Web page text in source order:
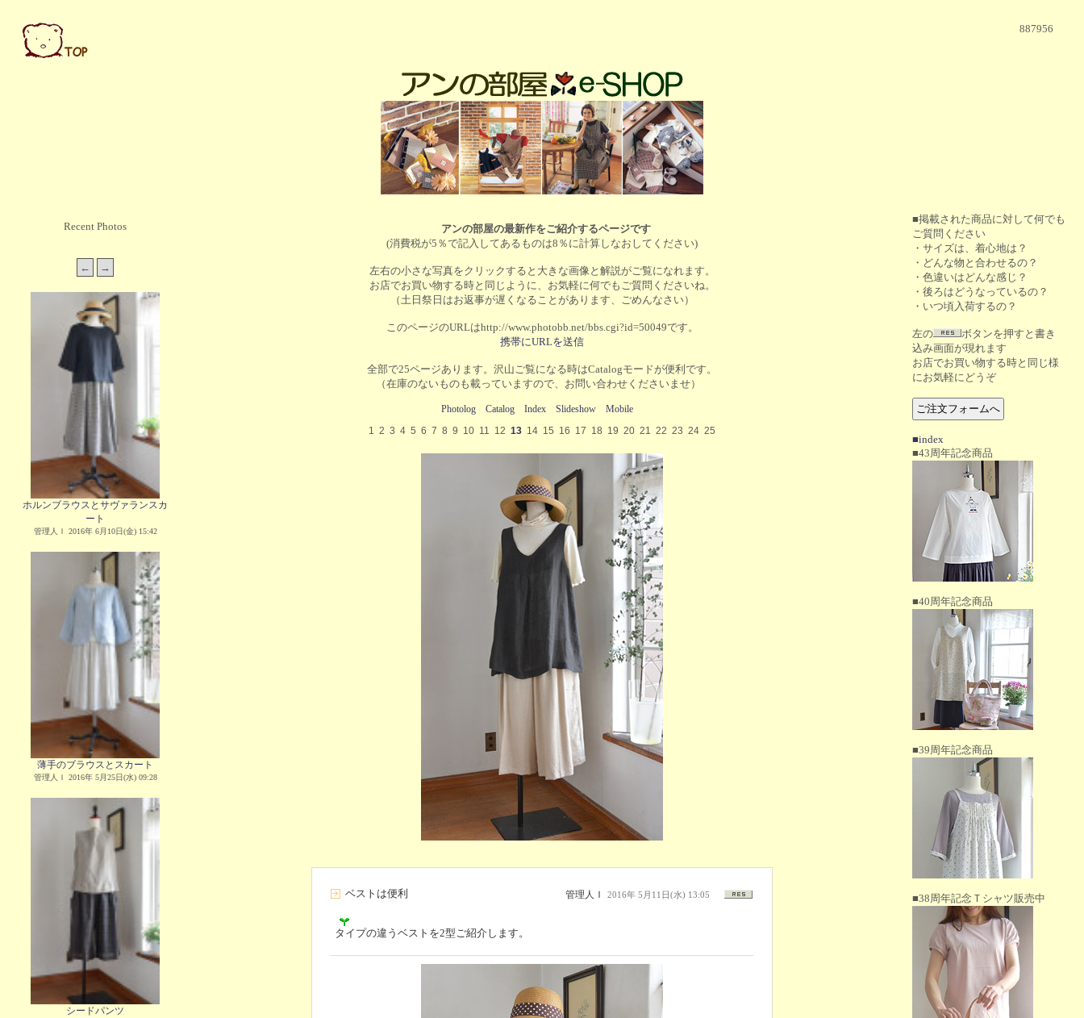
887956
Recent Photos
ホルンブラウスとサヴァランスカ
ート
管理人Ｉ 2016年 6月10日(金) 15:42
薄手のブラウスとスカート
管理人Ｉ 2016年 5月25日(水) 09:28
シードパンツ
アンの部屋の最新作をご紹介するページです
(消費税が5％で記入してあるものは8％に計算しなおしてください)
左右の小さな写真をクリックすると大きな画像と解説がご覧になれます。
お店でお買い物する時と同じように、お気軽に何でもご質問くださいね。
（土日祭日はお返事が遅くなることがあります、ごめんなさい）
このページのURLはhttp://www.photobb.net/bbs.cgi?id=50049です。
携帯にURLを送信
全部で25ページあります。沢山ご覧になる時はCatalogモードが便利です。
（在庫のないものも載っていますので、お問い合わせくださいませ）
Photolog Catalog Index Slideshow
Mobile
1 2 3 4 5 6 7 8 9 10 11 12 13 14 15 16 17 18 19 20 21 22 23 24 25
ベストは便利 管理人Ｉ 2016年 5月11日(水) 13:05
タイプの違うベストを2型ご紹介します。
■掲載された商品に対して何でも
ご質問ください
・サイズは、着心地は？
・どんな物と合わせるの？
・色違いはどんな感じ？
・後ろはどうなっているの？
・いつ頃入荷するの？
左の
ボタンを押すと書き
込み画面が現れます
お店でお買い物する時と同じ様
にお気軽にどうぞ
■index
■43周年記念商品
■40周年記念商品
■39周年記念商品
■38周年記念Ｔシャツ販売中